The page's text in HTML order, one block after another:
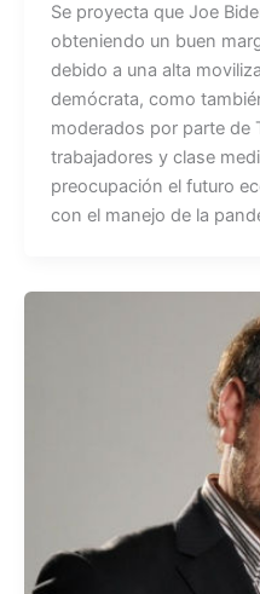
c
e
b
o
o
k
at
s
A
p
p
Se proyecta que Joe
obteniendo un buen
debido a una alta
demócrata, como
moderados por parte de
trabajadores y clase
preocupación el futuro
con el manejo de la